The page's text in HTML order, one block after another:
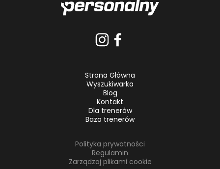
Strona Główna
Wyszukiwarka
Blog
Kontakt
Dla trenerów
Baza trenerów
Polityka prywatności
Regulamin
Zarządzaj plikami cookie